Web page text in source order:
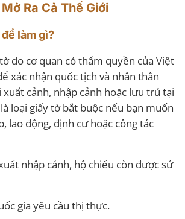
Ra Cả Thế Giới
làm gì?
do cơ quan có thẩm quyền của Việt
xác nhận quốc tịch và nhân thân
xuất cảnh, nhập cảnh hoặc lưu trú tại
loại giấy tờ bắt buộc nếu bạn muốn
lao động, định cư hoặc công tác
nhập cảnh, hộ chiếu còn được sử
gia yêu cầu thị thực.